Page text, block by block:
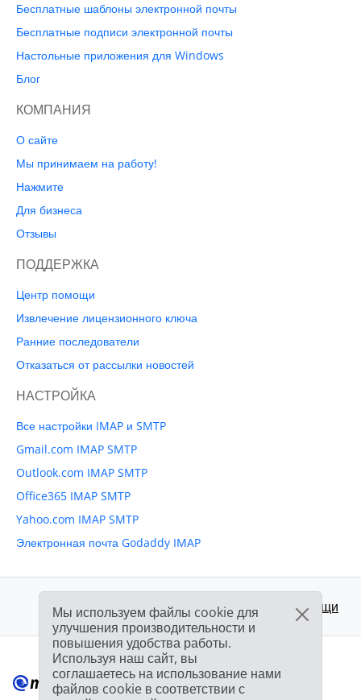
Бесплатные шаблоны электронной почты
Бесплатные подписи электронной почты
Настольные приложения для Windows
Блог
КОМПАНИЯ
О сайте
Мы принимаем на работу!
Нажмите
Для бизнеса
Отзывы
ПОДДЕРЖКА
Центр помощи
Извлечение лицензионного ключа
Ранние последователи
Отказаться от рассылки новостей
НАСТРОЙКА
Все настройки IMAP и SMTP
Gmail.com IMAP SMTP
Outlook.com IMAP SMTP
Office365 IMAP SMTP
Yahoo.com IMAP SMTP
Электронная почта Godaddy IMAP
Поддержка:Центр помощи
Мы используем файлы cookie для
улучшения производительности и
повышения удобства работы.
Используя наш сайт, вы
соглашаетесь на использование нами
файлов cookie в соответствии с